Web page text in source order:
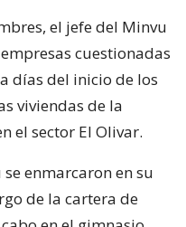
el jefe del Minvu
cuestionadas
días del inicio de los
viviendas de la
el sector El Olivar.
enmarcaron en su
de la cartera de